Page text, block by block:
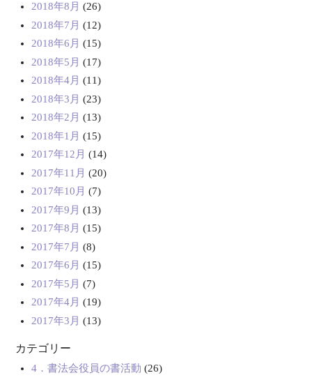
2018年8月 (26)
2018年7月 (12)
2018年6月 (15)
2018年5月 (17)
2018年4月 (11)
2018年3月 (23)
2018年2月 (13)
2018年1月 (15)
2017年12月 (14)
2017年11月 (20)
2017年10月 (7)
2017年9月 (13)
2017年8月 (15)
2017年7月 (8)
2017年6月 (15)
2017年5月 (7)
2017年4月 (19)
2017年3月 (13)
カテゴリー
4．書法会役員の書活動 (26)